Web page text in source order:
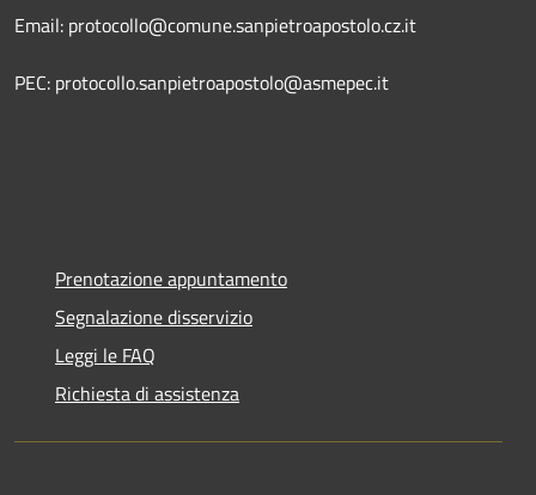
Email: protocollo@comune.sanpietroapostolo.cz.it
PEC: protocollo.sanpietroapostolo@asmepec.it
Prenotazione appuntamento
Segnalazione disservizio
Leggi le FAQ
Richiesta di assistenza